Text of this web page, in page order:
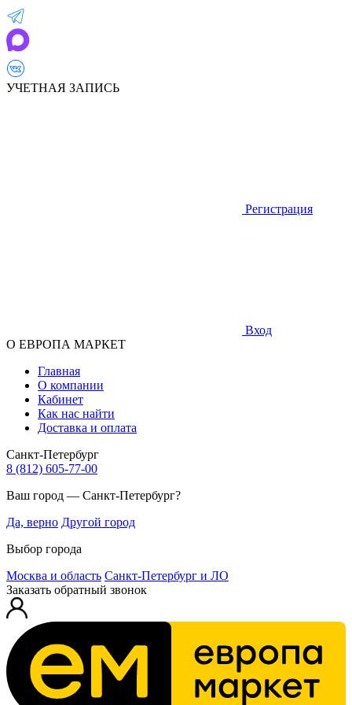
УЧЕТНАЯ ЗАПИСЬ
Регистрация
Вход
О ЕВРОПА МАРКЕТ
Главная
О компании
Кабинет
Как нас найти
Доставка и оплата
Санкт-Петербург
8 (812) 605-77-00
Ваш город — Санкт-Петербург?
Да, верно Другой город
Выбор города
Москва и область Санкт-Петербург и ЛО
Заказать обратный звонок